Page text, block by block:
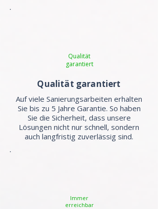
Qualität
garantiert
Qualität garantiert
Auf viele Sanierungsarbeiten erhalten
Sie bis zu 5 Jahre Garantie. So haben
Sie die Sicherheit, dass unsere
Lösungen nicht nur schnell, sondern
auch langfristig zuverlässig sind.
Immer
erreichbar